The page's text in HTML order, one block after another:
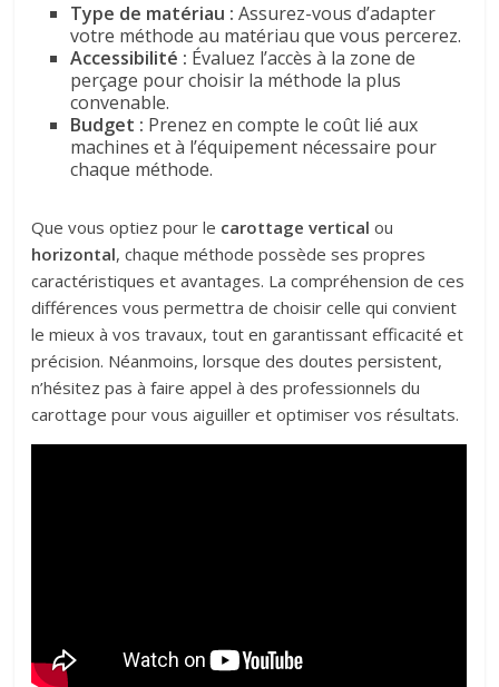
Type de matériau : Assurez-vous d’adapter
votre méthode au matériau que vous percerez.
Accessibilité : Évaluez l’accès à la zone de
perçage pour choisir la méthode la plus
convenable.
Budget : Prenez en compte le coût lié aux
machines et à l’équipement nécessaire pour
chaque méthode.
Que vous optiez pour le carottage vertical ou
horizontal, chaque méthode possède ses propres
caractéristiques et avantages. La compréhension de ces
différences vous permettra de choisir celle qui convient
le mieux à vos travaux, tout en garantissant efficacité et
précision. Néanmoins, lorsque des doutes persistent,
n’hésitez pas à faire appel à des professionnels du
carottage pour vous aiguiller et optimiser vos résultats.